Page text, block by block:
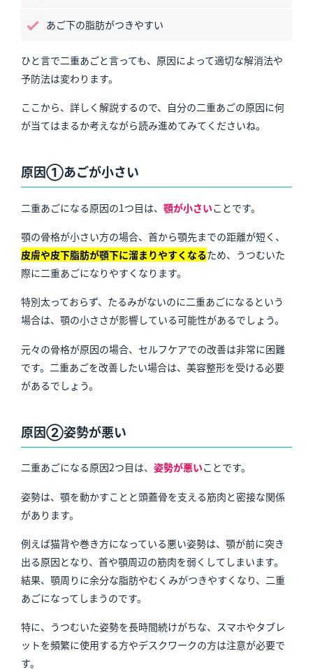
あご下の脂肪がつきやすい
ひと言で二重あごと言っても、原因によって適切な解消法や
予防法は変わります。
ここから、詳しく解説するので、自分の二重あごの原因に何
が当てはまるか考えながら読み進めてみてくださいね。
原因①あごが小さい
二重あごになる原因の1つ目は、 顎が小さいことです。
顎の骨格が小さい方の場合、首から顎先までの距離が短く、
皮膚や皮下脂肪が顎下に溜まりやすくなるため、うつむいた
際に二重あごになりやすくなります。
特別太っておらず、たるみがないのに二重あごになるという
場合は、顎の小ささが影響している可能性があるでしょう。
元々の骨格が原因の場合、セルフケアでの改善は非常に困難
です。二重あごを改善したい場合は、美容整形を受ける必要
があるでしょう。
原因②姿勢が悪い
二重あごになる原因2つ目は、 姿勢が悪いことです。
姿勢は、顎を動かすことと頭蓋骨を支える筋肉と密接な関係
があります。
例えば猫背や巻き方になっている悪い姿勢は、顎が前に突き
出る原因となり、首や顎周辺の筋肉を弱くしてしまいます。
結果、顎周りに余分な脂肪やむくみがつきやすくなり、二重
あごになってしまうのです。
特に、うつむいた姿勢を長時間続けがちな、スマホやタブレ
ットを頻繁に使用する方やデスクワークの方は注意が必要で
す。